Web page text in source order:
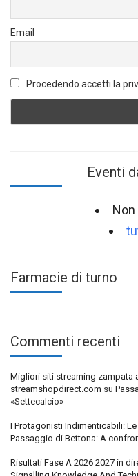
Email
Procedendo accetti la
Eventi
Farmacie di turno
Commenti recenti
Migliori siti streaming zampata
streamshopdirect.com su
«Settecalcio»
I Protagonisti Indimenticabili:
Passaggio di Bettona: A
Risultati Fase A 2026 2027 in